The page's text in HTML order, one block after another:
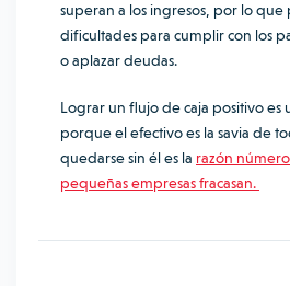
superan a los ingresos, por lo que
dificultades para cumplir con los
o aplazar deudas.
Lograr un flujo de caja positivo es
porque el efectivo es la savia de
quedarse sin él es la razón
pequeñas empresas fracasan.